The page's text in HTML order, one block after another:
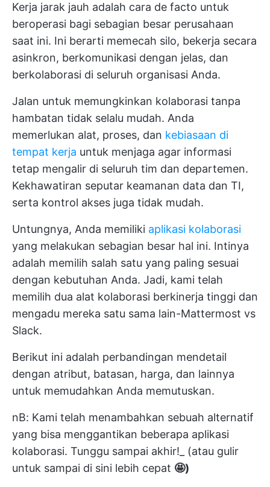
Kerja jarak jauh adalah cara de facto untuk
beroperasi bagi sebagian besar perusahaan
saat ini. Ini berarti memecah silo, bekerja secara
asinkron, berkomunikasi dengan jelas, dan
berkolaborasi di seluruh organisasi Anda.
Jalan untuk memungkinkan kolaborasi tanpa
hambatan tidak selalu mudah. Anda
memerlukan alat, proses, dan kebiasaan di
tempat kerja untuk menjaga agar informasi
tetap mengalir di seluruh tim dan departemen.
Kekhawatiran seputar keamanan data dan TI,
serta kontrol akses juga tidak mudah.
Untungnya, Anda memiliki aplikasi kolaborasi
yang melakukan sebagian besar hal ini. Intinya
adalah memilih salah satu yang paling sesuai
dengan kebutuhan Anda. Jadi, kami telah
memilih dua alat kolaborasi berkinerja tinggi dan
mengadu mereka satu sama lain-Mattermost vs
Slack.
Berikut ini adalah perbandingan mendetail
dengan atribut, batasan, harga, dan lainnya
untuk memudahkan Anda memutuskan.
nB: Kami telah menambahkan sebuah alternatif
yang bisa menggantikan beberapa aplikasi
kolaborasi. Tunggu sampai akhir!_ (atau gulir
untuk sampai di sini lebih cepat 🤩)